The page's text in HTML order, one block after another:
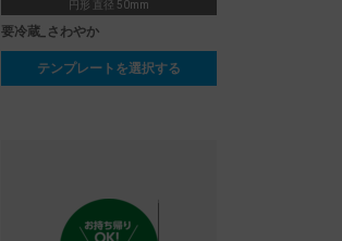
円形 直径 50mm
要冷蔵_さわやか
テンプレートを選択する